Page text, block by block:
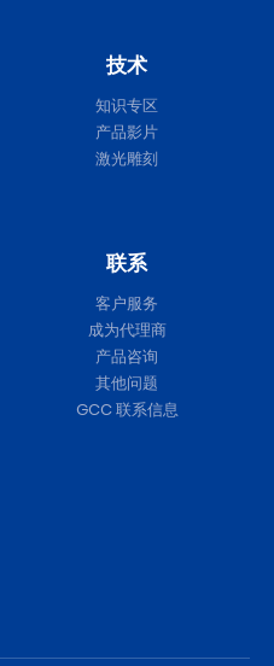
技术
知识专区
产品影片
激光雕刻
联系
客户服务
成为代理商
产品咨询
其他问题
GCC 联系信息